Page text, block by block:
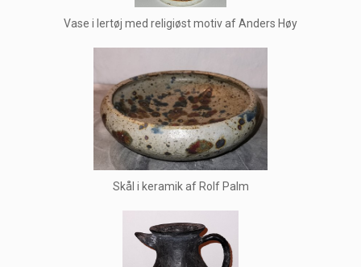
Vase i lertøj med religiøst motiv af Anders Høy
Skål i keramik af Rolf Palm